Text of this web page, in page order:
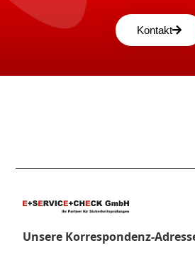
Kontakt
Unsere Korrespondenz-